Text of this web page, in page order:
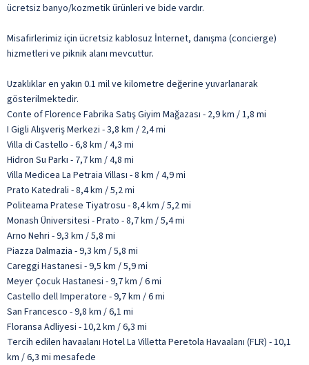
ücretsiz banyo/kozmetik ürünleri ve bide vardır.
Misafirlerimiz için ücretsiz kablosuz İnternet, danışma (concierge)
hizmetleri ve piknik alanı mevcuttur.
Uzaklıklar en yakın 0.1 mil ve kilometre değerine yuvarlanarak
gösterilmektedir.
Conte of Florence Fabrika Satış Giyim Mağazası - 2,9 km / 1,8 mi
I Gigli Alışveriş Merkezi - 3,8 km / 2,4 mi
Villa di Castello - 6,8 km / 4,3 mi
Hidron Su Parkı - 7,7 km / 4,8 mi
Villa Medicea La Petraia Villası - 8 km / 4,9 mi
Prato Katedrali - 8,4 km / 5,2 mi
Politeama Pratese Tiyatrosu - 8,4 km / 5,2 mi
Monash Üniversitesi - Prato - 8,7 km / 5,4 mi
Arno Nehri - 9,3 km / 5,8 mi
Piazza Dalmazia - 9,3 km / 5,8 mi
Careggi Hastanesi - 9,5 km / 5,9 mi
Meyer Çocuk Hastanesi - 9,7 km / 6 mi
Castello dell Imperatore - 9,7 km / 6 mi
San Francesco - 9,8 km / 6,1 mi
Floransa Adliyesi - 10,2 km / 6,3 mi
Tercih edilen havaalanı Hotel La Villetta Peretola Havaalanı (FLR) - 10,1
km / 6,3 mi mesafede